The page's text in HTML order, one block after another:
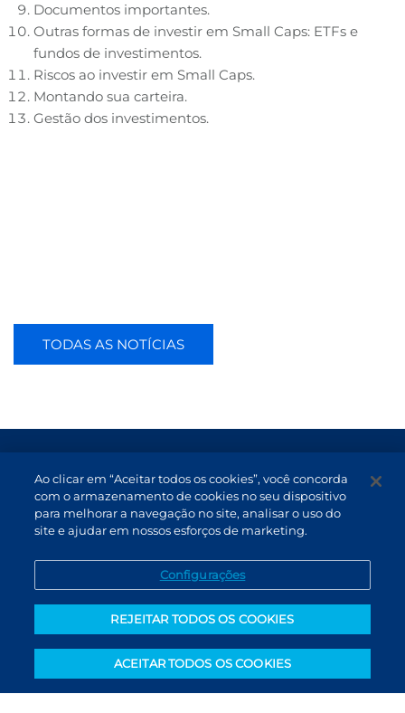
Documentos importantes.
Outras formas de investir em Small Caps: ETFs e
fundos de investimentos.
Riscos ao investir em Small Caps.
Montando sua carteira.
Gestão dos investimentos.
TODAS AS NOTÍCIAS
Atendimento
Canal de Denúncias
Ao clicar em “Aceitar todos os cookies”, você concorda
com o armazenamento de cookies no seu dispositivo
para melhorar a navegação no site, analisar o uso do
site e ajudar em nossos esforços de marketing.
Configurações
REJEITAR TODOS OS COOKIES
ACEITAR TODOS OS COOKIES